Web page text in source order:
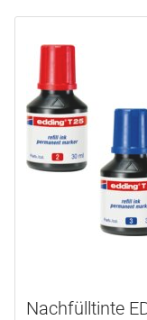
Nachfülltinte